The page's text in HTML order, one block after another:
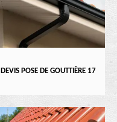
DEVIS POSE DE GOUTTIÈRE 17